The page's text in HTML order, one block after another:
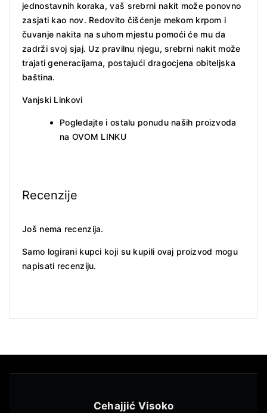
jednostavnih koraka, vaš srebrni nakit može ponovno
zasjati kao nov. Redovito čišćenje mekom krpom i
čuvanje nakita na suhom mjestu pomoći će mu da
zadrži svoj sjaj. Uz pravilnu njegu, srebrni nakit može
trajati generacijama, postajući dragocjena obiteljska
baština.
Vanjski Linkovi
Pogledajte i ostalu ponudu naših proizvoda
na OVOM LINKU
Recenzije
Još nema recenzija.
Samo logirani kupci koji su kupili ovaj proizvod mogu
napisati recenziju.
Cehajjić Visoko